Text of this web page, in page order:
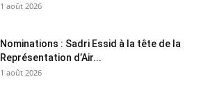
1 août 2026
Nominations : Sadri Essid à la tête de la
Représentation d’Air...
1 août 2026